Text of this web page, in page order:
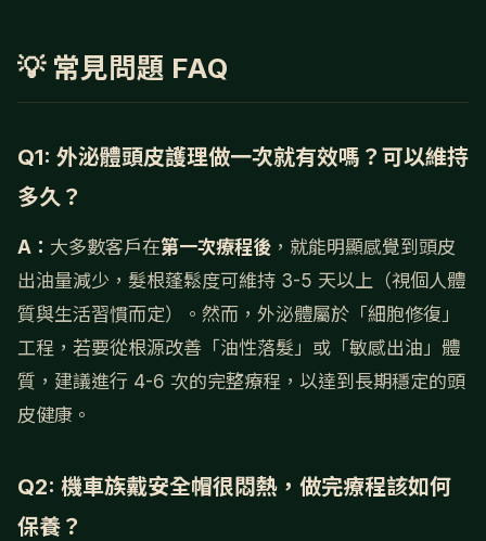
💡 常見問題 FAQ
Q1: 外泌體頭皮護理做一次就有效嗎？可以維持
多久？
A： 大多數客戶在第一次療程後 ，就能明顯感覺到頭皮
出油量減少，髮根蓬鬆度可維持 3-5 天以上（視個人體
質與生活習慣而定）。然而，外泌體屬於「細胞修復」
工程，若要從根源改善「油性落髮」或「敏感出油」體
質，建議進行 4-6 次的完整療程，以達到長期穩定的頭
皮健康。
Q2: 機車族戴安全帽很悶熱，做完療程該如何
保養？